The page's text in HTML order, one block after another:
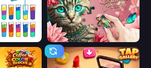
Cups - Water Sort Puzzle Favorite Puzzles